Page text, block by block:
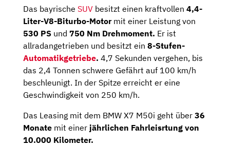
Das bayrische SUV besitzt einen kraftvollen 4,4-
Liter-V8-Biturbo-Motormit einer Leistung von
530 PS und 750 Nm Drehmoment. Er ist
allradangetrieben und besitzt ein 8-Stufen-
Automatikgetriebe. 4,7 Sekunden vergehen, bis
das 2,4 Tonnen schwere Gefährt auf 100 km/h
beschleunigt. In der Spitze erreicht er eine
Geschwindigkeit von 250 km/h.
Das Leasing mit dem BMW X7 M50i geht über 36
Monate mit einer jährlichen Fahrleisrtung von
10.000 Kilometer.